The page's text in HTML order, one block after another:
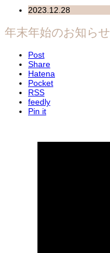
2023.12.28
年末年始のお知らせ
Post
Share
Hatena
Pocket
RSS
feedly
Pin it